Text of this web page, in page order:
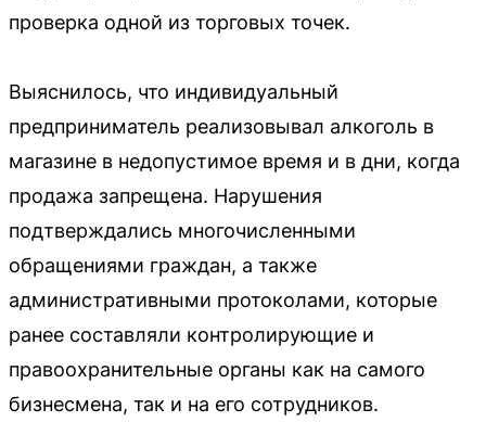
проверка одной из торговых точек.
Выяснилось, что индивидуальный
предприниматель реализовывал алкоголь в
магазине в недопустимое время и в дни, когда
продажа запрещена. Нарушения
подтверждались многочисленными
обращениями граждан, а также
административными протоколами, которые
ранее составляли контролирующие и
правоохранительные органы как на самого
бизнесмена, так и на его сотрудников.